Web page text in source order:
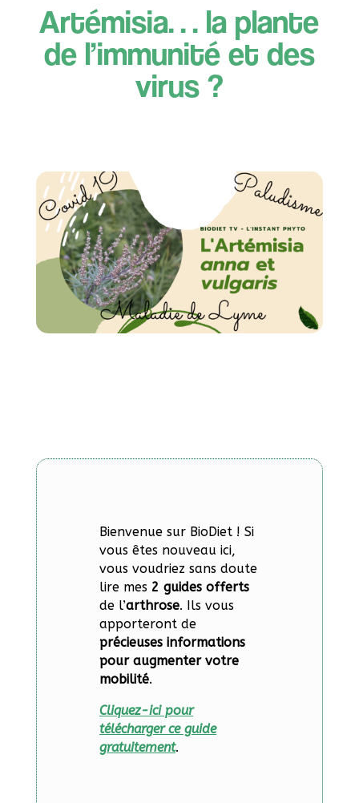
Artémisia… la plante
de l’immunité et des
virus ?
Bienvenue sur BioDiet ! Si
vous êtes nouveau ici,
vous voudriez sans doute
lire mes 2 guides offerts
de l’arthrose. Ils vous
apporteront de
précieuses informations
pour augmenter votre
mobilité.
Cliquez-ici pour
télécharger ce guide
gratuitement.